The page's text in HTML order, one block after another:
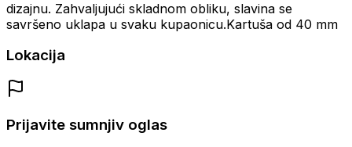
dizajnu. Zahvaljujući skladnom obliku, slavina se
savršeno uklapa u svaku kupaonicu.Kartuša od 40 mm
Lokacija
Prijavite sumnjiv oglas